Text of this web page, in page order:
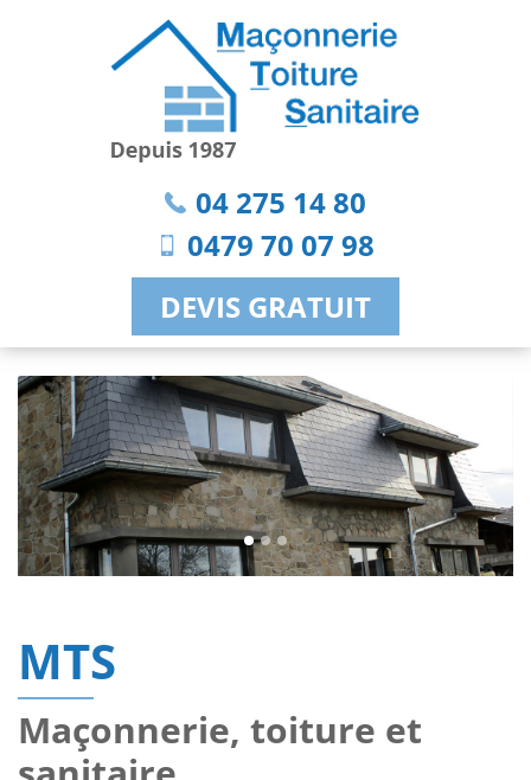
04 275 14 80
0479 70 07 98
DEVIS GRATUIT
MTS
Maçonnerie, toiture et